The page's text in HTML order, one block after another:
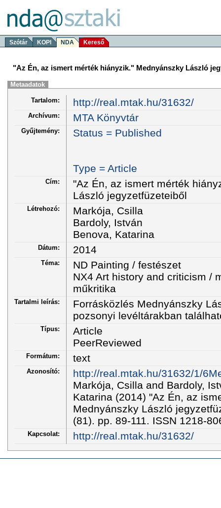
Szótár KOPI NDA Kereső
"Az Én, az ismert mérték hiányzik." Mednyánszky László
Metaadatok
Tartalom: http://real.mtak.hu/31632/
Archívum: MTA Könyvtár
Gyűjtemény: Status = Published
Type = Article
Cím:
"Az Én, az ismert mérték
László jegyzetfüzeteiből
Létrehozó:
Markója, Csilla
Bardoly, István
Benova, Katarina
Dátum: 2014
Téma:
ND Painting / festészet
NX4 Art history and criticism /
műkritika
Tartalmi leírás:
Forrásközlés Mednyánszky
pozsonyi levéltárakban
Típus:
Article
PeerReviewed
Formátum: text
Azonosító:
http://real.mtak.hu/31632/1/
Markója, Csilla and Bardoly,
Katarina (2014) "Az Én, az
Mednyánszky László
(81). pp. 89-111. ISSN 1218-
Kapcsolat: http://real.mtak.hu/31632/